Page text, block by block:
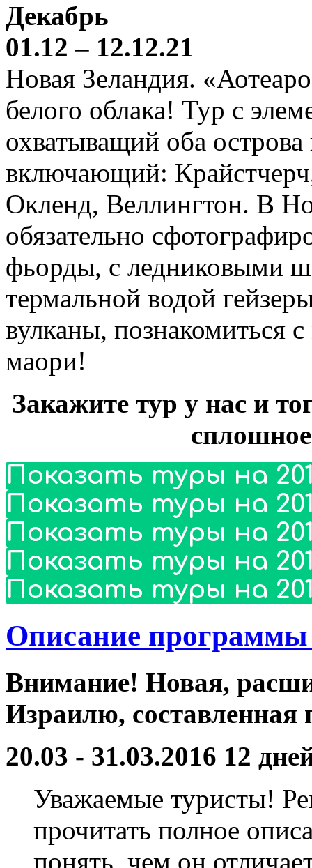
Декабрь
01.12 – 12.12.21
Новая Зеландия.
белого облака! Тур с
охватыващий оба
включающий:
Окленд, Веллингтон. В
обязательно
фьорды, с ледниковыми
термальной водой
вулканы, познакомиться
маори!
Закажите тур у нас и
Показать туры на
Показать туры на
Показать туры на
Показать туры на
Показать туры на
Описание программы
Внимание! Новая,
Израилю, составленная
20.03 - 31.03.2016 12
Уважаемые туристы!
прочитать полное
понять, чем он